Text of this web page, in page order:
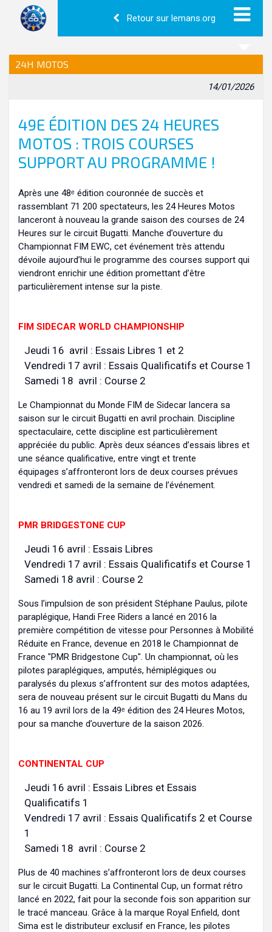
Retour sur lemans.org
24H MOTOS
14/01/2026
49E ÉDITION DES 24 HEURES
MOTOS : TROIS COURSES
SUPPORT AU PROGRAMME !
Après une 48ᵉ édition couronnée de succès et
rassemblant 71 200 spectateurs, les 24 Heures Motos
lanceront à nouveau la grande saison des courses de 24
Heures sur le circuit Bugatti. Manche d’ouverture du
Championnat FIM EWC, cet événement très attendu
dévoile aujourd’hui le programme des courses support qui
viendront enrichir une édition promettant d’être
particulièrement intense sur la piste.
FIM SIDECAR WORLD CHAMPIONSHIP
Jeudi 16 avril : Essais Libres 1 et 2
Vendredi 17 avril : Essais Qualificatifs et Course 1
Samedi 18 avril : Course 2
Le Championnat du Monde FIM de Sidecar lancera sa
saison sur le circuit Bugatti en avril prochain. Discipline
spectaculaire, cette discipline est particulièrement
appréciée du public. Après deux séances d’essais libres et
une séance qualificative, entre vingt et trente
équipages s’affronteront lors de deux courses prévues
vendredi et samedi de la semaine de l’événement.
PMR BRIDGESTONE CUP
Jeudi 16 avril : Essais Libres
Vendredi 17 avril : Essais Qualificatifs et Course 1
Samedi 18 avril : Course 2
Sous l’impulsion de son président Stéphane Paulus, pilote
paraplégique, Handi Free Riders a lancé en 2016 la
première compétition de vitesse pour Personnes à Mobilité
Réduite en France, devenue en 2018 le Championnat de
France "PMR Bridgestone Cup". Un championnat, où les
pilotes paraplégiques, amputés, hémiplégiques ou
paralysés du plexus s’affrontent sur des motos adaptées,
sera de nouveau présent sur le circuit Bugatti du Mans du
16 au 19 avril lors de la 49ᵉ édition des 24 Heures Motos,
pour sa manche d’ouverture de la saison 2026.
CONTINENTAL CUP
Jeudi 16 avril : Essais Libres et Essais
Qualificatifs 1
Vendredi 17 avril : Essais Qualificatifs 2 et Course
1
Samedi 18 avril : Course 2
Plus de 40 machines s’affronteront lors de deux courses
sur le circuit Bugatti. La Continental Cup, un format rétro
lancé en 2022, fait pour la seconde fois son apparition sur
le tracé manceau. Grâce à la marque Royal Enfield, dont
Sima est le distributeur exclusif en France, les pilotes